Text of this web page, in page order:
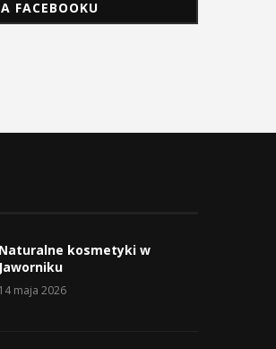
FACEBOOKU
Naturalne kosmetyki w
Jaworniku
14 maja 2026